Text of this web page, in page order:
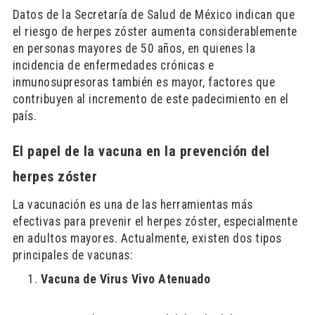
Datos de la Secretaría de Salud de México indican que
el riesgo de herpes zóster aumenta considerablemente
en personas mayores de 50 años, en quienes la
incidencia de enfermedades crónicas e
inmunosupresoras también es mayor, factores que
contribuyen al incremento de este padecimiento en el
país.
El papel de la vacuna en la prevención del
herpes zóster
La vacunación es una de las herramientas más
efectivas para prevenir el herpes zóster, especialmente
en adultos mayores. Actualmente, existen dos tipos
principales de vacunas:
Vacuna de Virus Vivo Atenuado